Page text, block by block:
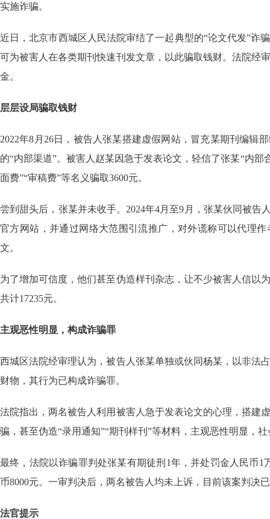
实施诈骗。
近日，北京市西城区人民法院审结了一起典型的“论文代发”诈
可为被害人在各类期刊快速刊发文章，以此骗取钱财。法院经
金。
层层设局骗取钱财
2022年8月26日，被告人张某搭建虚假网站，冒充某期刊编辑
的“内部渠道”。被害人赵某因急于发表论文，轻信了张某“内部
面费”“审稿费”等名义骗取3600元。
尝到甜头后，张某并未收手。2024年4月至9月，张某伙同被告
官方网站，并通过网络大范围引流推广，对外谎称可以代理
文。
为了增加可信度，他们甚至伪造样刊杂志，让不少被害人信以
共计17235元。
主观恶性明显，构成诈骗罪
西城区法院经审理认为，被告人张某单独或伙同杨某，以非法
财物，其行为已构成诈骗罪。
法院指出，两名被告人利用被害人急于发表论文的心理，搭建
骗，甚至伪造“录用通知”“期刊样刊”等材料，主观恶性明显，
最终，法院以诈骗罪判处张某有期徒刑1年，并处罚金人民币
币8000元。一审判决后，两名被告人均未上诉，目前该案判决
法官提示